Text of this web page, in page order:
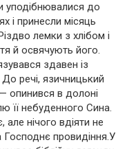
уподібнювалися до
і принесли місяць
лемки з хлібом і
й освячують його.
здавен із
речі, язичницький
опинився в долоні
її небуденного Сина.
але нічого вдіяти не
провидіння.У